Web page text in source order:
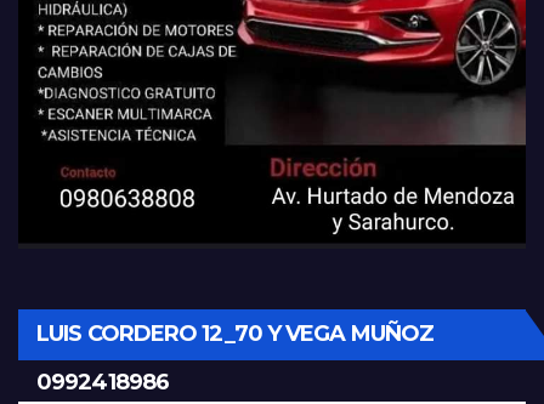
LUIS CORDERO 12_70 Y VEGA MUÑOZ
0992418986